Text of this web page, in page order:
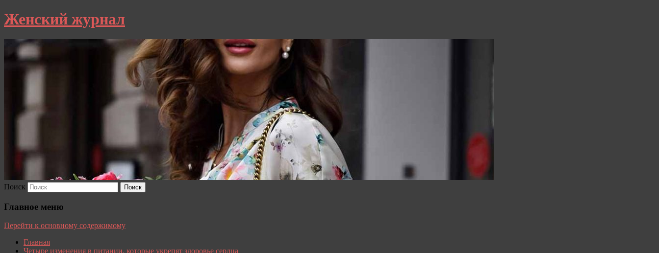
Женский журнал
Поиск
Главное меню
Перейти к основному содержимому
Главная
Четыре изменения в питании, которые укрепят здоровье сердца